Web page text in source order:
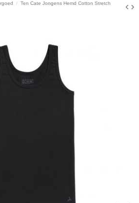
Ten Cate Jongens Hemd Cotton Stretch